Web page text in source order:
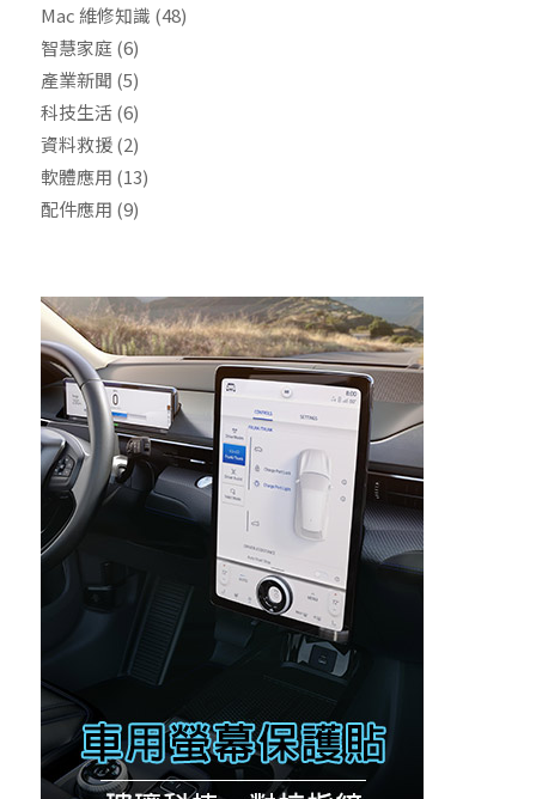
Mac 維修知識 (48)
智慧家庭(6)
產業新聞 (5)
科技生活(6)
資料救援(2)
軟體應用 (13)
配件應用 (9)